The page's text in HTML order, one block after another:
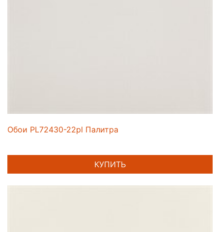
Обои PL72430-22pl Палитра
КУПИТЬ